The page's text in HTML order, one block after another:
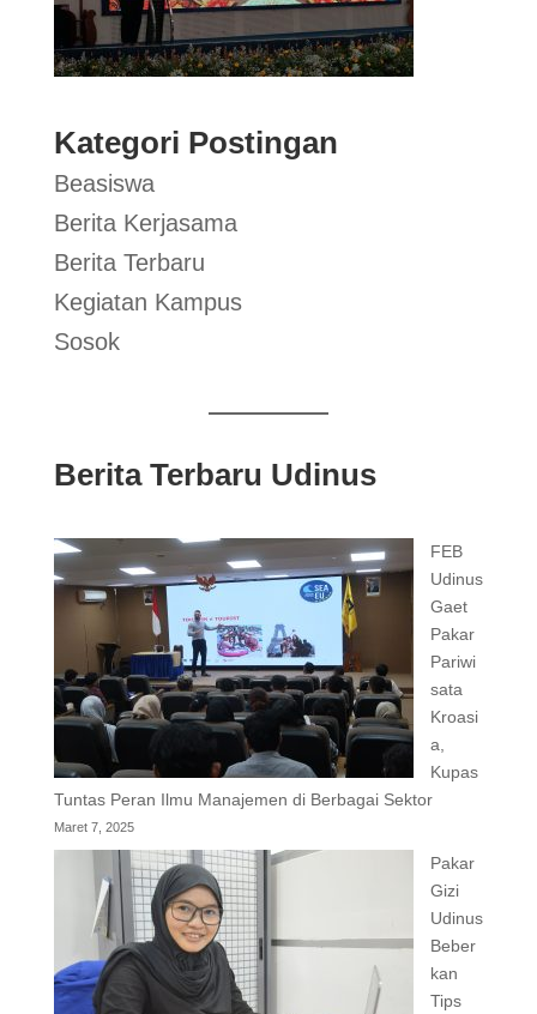
Kategori Postingan
Beasiswa
Berita Kerjasama
Berita Terbaru
Kegiatan Kampus
Sosok
Berita Terbaru Udinus
FEB
Udinus
Gaet
Pakar
Pariwi
sata
Kroasi
a,
Kupas
Tuntas Peran Ilmu Manajemen di Berbagai Sektor
Maret 7, 2025
Pakar
Gizi
Udinus
Beber
kan
Tips